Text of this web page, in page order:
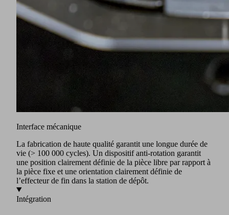
Interface mécanique
La fabrication de haute qualité garantit une longue durée de
vie (> 100 000 cycles). Un dispositif anti-rotation garantit
une position clairement définie de la pièce libre par rapport à
la pièce fixe et une orientation clairement définie de
l’effecteur de fin dans la station de dépôt.
Intégration